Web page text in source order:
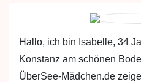
Hallo, ich bin Isabelle, 34
Konstanz am schönen
ÜberSee-Mädchen.de